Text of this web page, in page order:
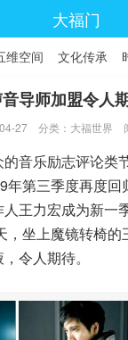
大福门
维空间 文化传承
导师加盟令人
27 分类： 大福世界
音乐励志评论类
年第三季度再度
王力宏成为新一
坐上魔镜转椅的
令人期待。